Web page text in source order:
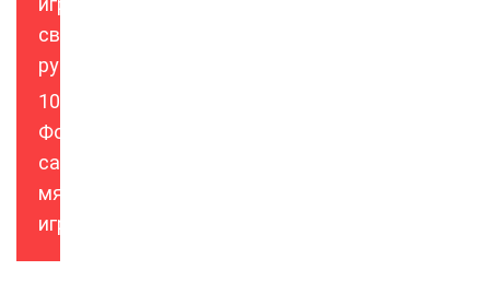
своими
руками
Фото
самодельных
мягких
игрушек